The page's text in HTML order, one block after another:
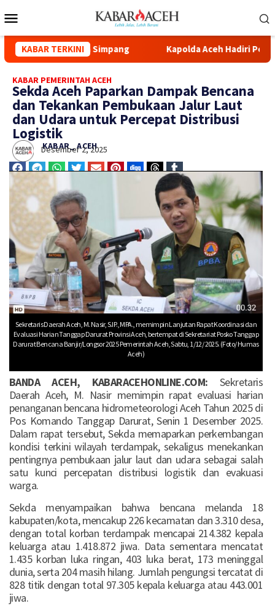
KABAR TERKINI
Kuala Simpang Kapolda Aceh Hadiri
KABAR PEMERINTAH ACEH
Sekda Aceh Paparkan Dampak Bencana
dan Tekankan Pembukaan Jalur Laut
dan Udara untuk Percepat Distribusi
Logistik
KABAR_ ACEH
Desember 2, 2025
Sekretaris Daerah Aceh, M. Nasir, S.IP., MPA., memimpin Lanjutan Rapat Koordinasi dan
Evaluasi Harian Tanggap Darurat Provinsi Aceh, bertempat di Sekretariat Posko Tanggap
Darurat Bencana Banjir/Longsor 2025 Pemerintah Aceh, Sabtu, 1/12/ 2025. (Foto/ Humas
Aceh)
BANDA ACEH, KABARACEHONLINE.COM: Sekretaris
Daerah Aceh, M. Nasir memimpin rapat evaluasi harian
penanganan bencana hidrometeorologi Aceh Tahun 2025 di
Pos Komando Tanggap Darurat, Senin 1 Desember 2025.
Dalam rapat tersebut, Sekda memaparkan perkembangan
kondisi terkini wilayah terdampak, sekaligus menekankan
pentingnya pembukaan jalur laut dan udara sebagai salah
satu kunci percepatan distribusi logistik dan evakuasi
warga.
Sekda menyampaikan bahwa bencana melanda 18
kabupaten/kota, mencakup 226 kecamatan dan 3.310 desa,
dengan total korban terdampak mencapai 214.382 kepala
keluarga atau 1.418.872 jiwa. Data sementara mencatat
1.435 korban luka ringan, 403 luka berat, 173 meninggal
dunia, serta 204 masih hilang. Jumlah pengungsi tercatat di
828 titik dengan total 97.305 kepala keluarga atau 443.001
jiwa.